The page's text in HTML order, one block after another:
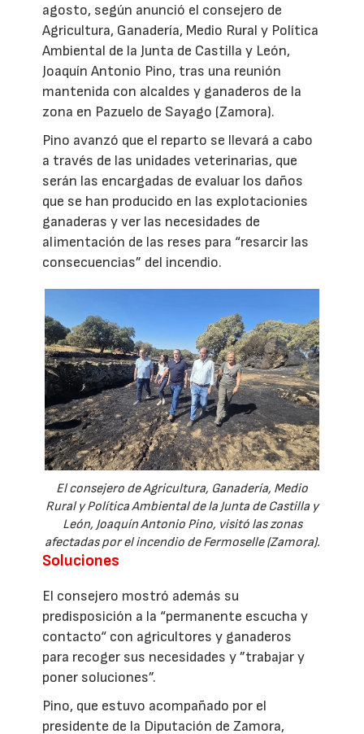
agosto, según anunció el consejero de
Agricultura, Ganadería, Medio Rural y Política
Ambiental de la Junta de Castilla y León,
Joaquín Antonio Pino, tras una reunión
mantenida con alcaldes y ganaderos de la
zona en Pazuelo de Sayago (Zamora).
Pino avanzó que el reparto se llevará a cabo
a través de las unidades veterinarias, que
serán las encargadas de evaluar los daños
que se han producido en las explotacionies
ganaderas y ver las necesidades de
alimentación de las reses para “resarcir las
consecuencias” del incendio.
El consejero de Agricultura, Ganadería, Medio
Rural y Política Ambiental de la Junta de Castilla y
León, Joaquín Antonio Pino, visitó las zonas
afectadas por el incendio de Fermoselle (Zamora).
Soluciones
El consejero mostró además su
predisposición a la “permanente escucha y
contacto“ con agricultores y ganaderos
para recoger sus necesidades y ”trabajar y
poner soluciones”.
Pino, que estuvo acompañado por el
presidente de la Diputación de Zamora,